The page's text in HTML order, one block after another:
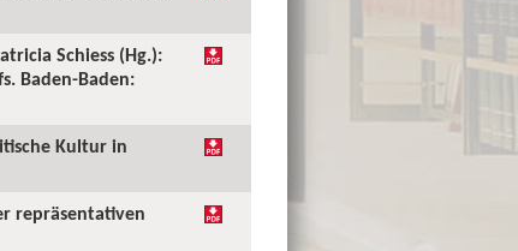
Schiess (Hg.):
Baden-Baden:
Kultur in
repräsentativen